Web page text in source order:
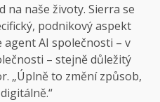
na naše životy. Sierra se
podnikový aspekt
AI společnosti – v
– stejně důležitý
„Úplně to změní způsob,